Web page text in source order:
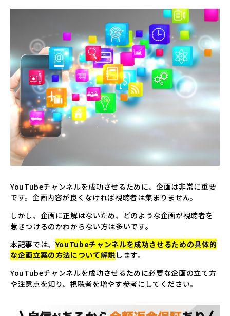
COMPANY会社概要 ▸
MEMBERメンバー ▸
NEWSニュース ▸
COLUMN コラム ▸
RECRUIT
DOWNLOAD ▸
CONTACTお問い合わせ ▸
YouTubeチャンネルを成功させるために、企画は非常に重要
です。企画内容が良くなければ視聴者は集まりません。
しかし、企画に正解はないため、どのような企画が視聴者を
惹きつけるのかわからない方は多いです。
本記事では、 YouTubeチャンネルを成功させるための具体的
な企画立案の方法について解説 します。
YouTubeチャンネルを成功させるために必要な企画の立て方
や注意点を知り、視聴者を増やす参考にしてください。